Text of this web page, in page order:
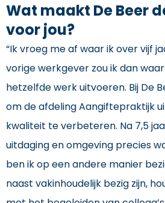
Wat maakt De Beer
voor jou?
“Ik vroeg me af waar ik over vijf
vorige werkgever zou ik dan
hetzelfde werk uitvoeren. Bij De
om de afdeling Aangiftepraktijk
kwaliteit te verbeteren. Na 7,5
uitdaging en omgeving precies
ben ik op een andere manier
naast vakinhoudelijk bezig zijn,